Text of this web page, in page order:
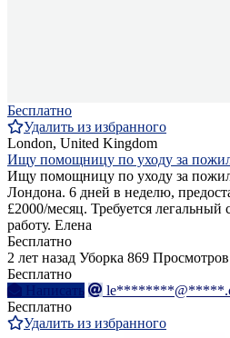
Бесплатно
Удалить из избранного
London, United Kingdom
Ищу помощницу по уходу за
Ищу помощницу по уходу за
Лондона. 6 дней в неделю,
£2000/месяц. Требуется легальный
работу. Елена
Бесплатно
2 лет назад Уборка 869 Просмотров
Бесплатно
Написать
Бесплатно
Удалить из избранного